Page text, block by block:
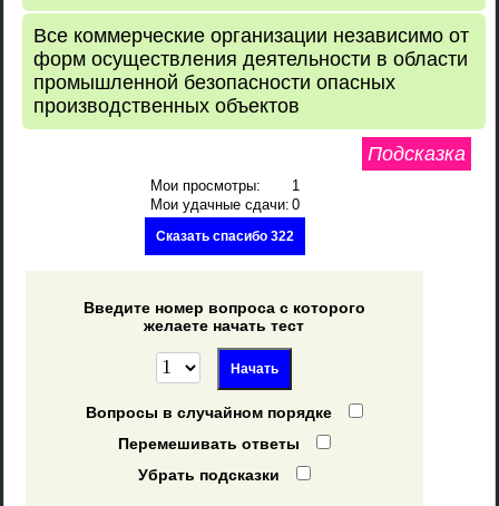
Все коммерческие организации независимо от
форм осуществления деятельности в области
промышленной безопасности опасных
производственных объектов
Подсказка
Мои просмотры:
1
Мои удачные сдачи: 0
Сказать спасибо 322
Введите номер вопроса с которого
желаете начать тест
Вопросы в случайном порядке
Перемешивать ответы
Убрать подсказки